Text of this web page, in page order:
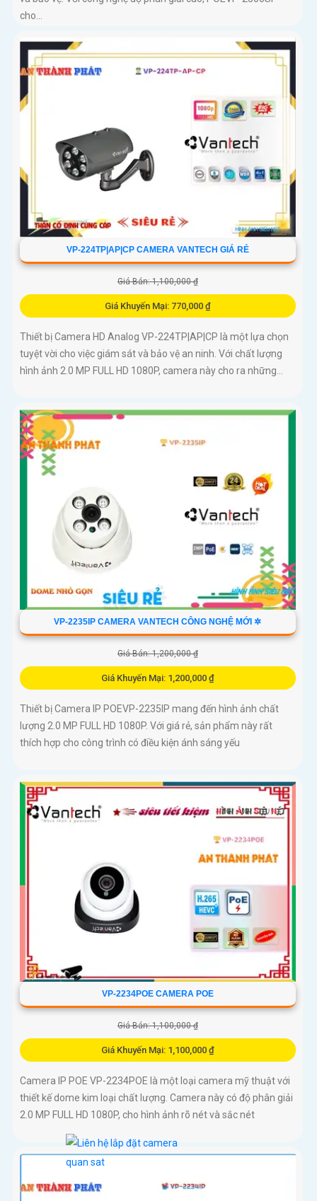
cho...
VP-224TP|AP|CP CAMERA VANTECH GIÁ RẺ
Giá Bán: 1,100,000 ₫
Giá Khuyến Mại: 770,000 ₫
Thiết bị Camera HD Analog VP-224TP|AP|CP là một lựa chọn
tuyệt vời cho việc giám sát và bảo vệ an ninh. Với chất lượng
hình ảnh 2.0 MP FULL HD 1080P, camera này cho ra những...
VP-2235IP CAMERA VANTECH CÔNG NGHỆ MỚI ✲
Giá Bán: 1,200,000 ₫
Giá Khuyến Mại: 1,200,000 ₫
Thiết bị Camera IP POEVP-2235IP mang đến hình ảnh chất
lượng 2.0 MP FULL HD 1080P. Với giá rẻ, sản phẩm này rất
thích hợp cho công trình có điều kiện ánh sáng yếu
VP-2234POE CAMERA POE
Giá Bán: 1,100,000 ₫
Giá Khuyến Mại: 1,100,000 ₫
Camera IP POE VP-2234POE là một loại camera mỹ thuật với
thiết kế dome kim loại chất lượng. Camera này có độ phân giải
2.0 MP FULL HD 1080P, cho hình ảnh rõ nét và sắc nét